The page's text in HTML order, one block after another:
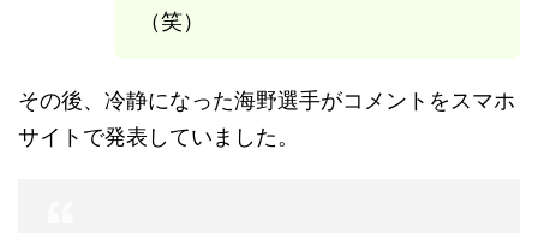
（笑）
その後、冷静になった海野選手がコメントをスマホ
サイトで発表していました。